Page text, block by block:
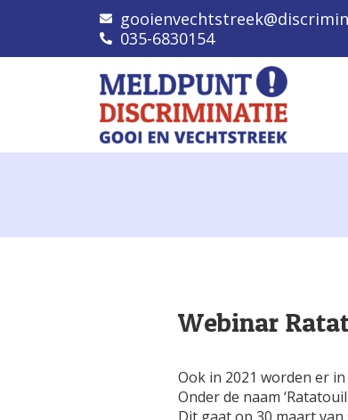
035-6830154
Webinar
Ook in 2021 worden er
Onder de naam